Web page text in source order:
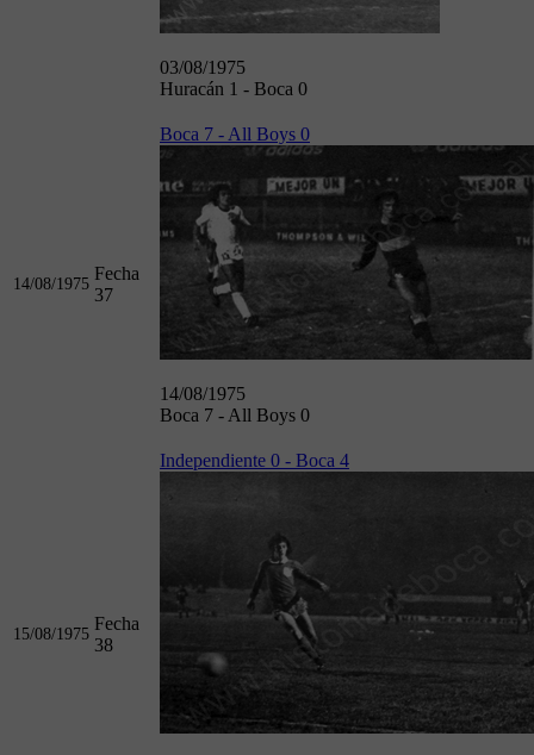
03/08/1975
Huracán 1 - Boca 0
14/08/1975
Fecha
37
Boca 7 - All Boys 0
14/08/1975
Boca 7 - All Boys 0
15/08/1975
Fecha
38
Independiente 0 - Boca 4